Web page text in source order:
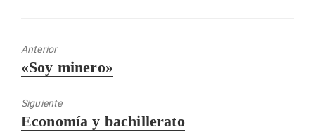
Anterior
Entrada
«Soy minero»
Siguiente
Entrada
Economía y bachillerato